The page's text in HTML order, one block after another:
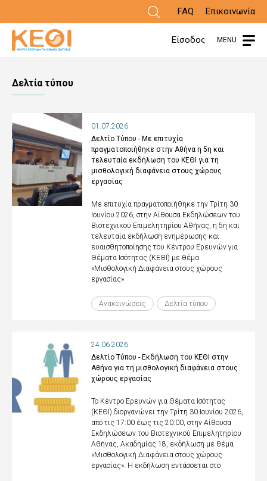
προς
το
κυρίως
περιεχόμενο
FAQ Επικοινωνία
Είσοδος MENU
Δελτία τύπου
01.07.2026
Δελτίο Τύπου - Με επιτυχία
πραγματοποιήθηκε στην Αθήνα η 5η και
τελευταία εκδήλωση του ΚΕΘΙ για τη
μισθολογική διαφάνεια στους χώρους
εργασίας
Με επιτυχία πραγματοποιήθηκε την Τρίτη 30
Ιουνίου 2026, στην Αίθουσα Εκδηλώσεων του
Βιοτεχνικού Επιμελητηρίου Αθήνας, η 5η και
τελευταία εκδήλωση ενημέρωσης και
ευαισθητοποίησης του Κέντρου Ερευνών για
Θέματα Ισότητας (ΚΕΘΙ) με θέμα
«Μισθολογική Διαφάνεια στους χώρους
εργασίας»
Ανακοινώσεις Δελτία τύπου
24.06.2026
Δελτίο Τύπου - Εκδήλωση του ΚΕΘΙ στην
Αθήνα για τη μισθολογική διαφάνεια στους
χώρους εργασίας
Το Κέντρο Ερευνών για Θέματα Ισότητας
(ΚΕΘΙ) διοργανώνει την Τρίτη 30 Ιουνίου 2026,
από τις 17:00 έως τις 20:00, στην Αίθουσα
Εκδηλώσεων του Βιοτεχνικού Επιμελητηρίου
Αθήνας, Ακαδημίας 18, εκδήλωση με θέμα
«Μισθολογική Διαφάνεια στους χώρους
εργασίας». Η εκδήλωση εντάσσεται στο